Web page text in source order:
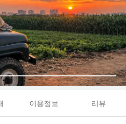
이용정보 리뷰